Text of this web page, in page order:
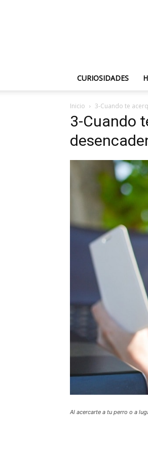
CURIOSIDADES
Inicio 3-Cuando te
3-Cuando
Al acercarte a tu perro o a